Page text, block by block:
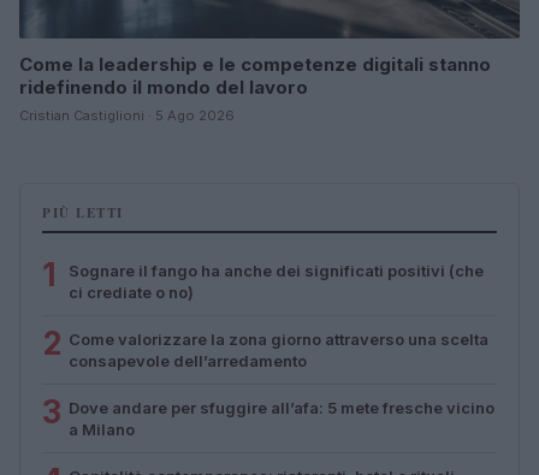
Come la leadership e le competenze digitali stanno
ridefinendo il mondo del lavoro
Cristian Castiglioni · 5 Ago 2026
PIÙ LETTI
1
Sognare il fango ha anche dei significati positivi (che
ci crediate o no)
2 Come valorizzare la zona giorno attraverso una scelta
consapevole dell’arredamento
3 Dove andare per sfuggire all’afa: 5 mete fresche vicino
a Milano